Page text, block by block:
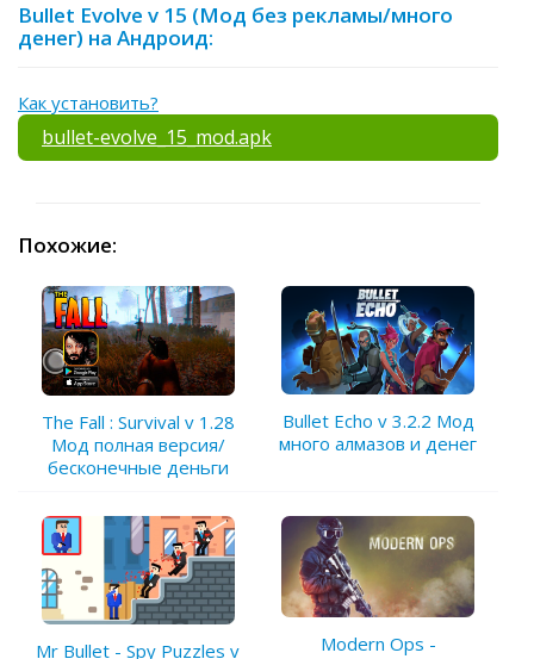
Bullet Evolve v 15 (Мод без рекламы/много
денег) на Андроид:
Как установить?
bullet-evolve_15_mod.apk
Похожие:
The Fall : Survival v 1.28
Мод полная версия/
бесконечные деньги
Bullet Echo v 3.2.2 Мод
много алмазов и денег
Mr Bullet - Spy Puzzles v
Modern Ops -